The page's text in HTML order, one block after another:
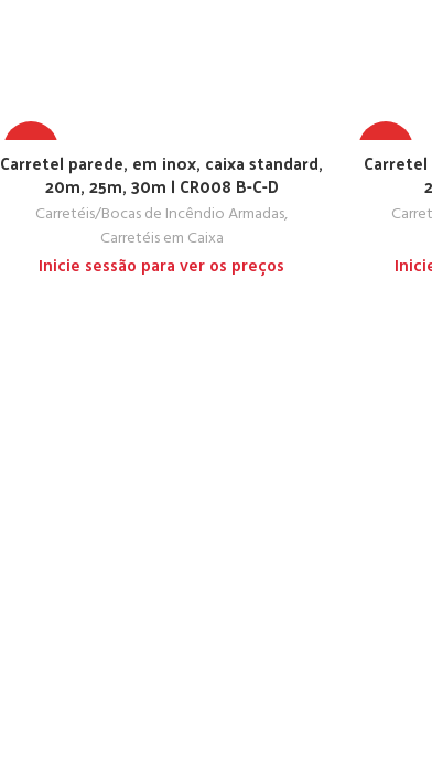
TOP
Carretel parede, em inox, caixa standard,
20m, 25m, 30m | CR008 B-C-D
Carretéis/Bocas de Incêndio Armadas,
Carretéis em Caixa
Inicie sessão para ver os preços
TOP